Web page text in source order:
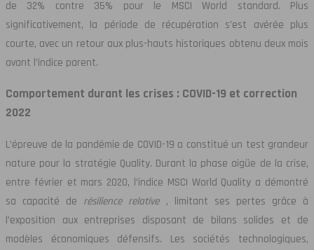
de 32% contre 35% pour le MSCI World standard. Plus
significativement, la période de récupération s’est avérée plus
courte, avec un retour aux plus-hauts historiques obtenu deux mois
avant l’indice parent.
Comportement durant les crises : COVID-19 et correction
2022
L’épreuve de la pandémie de COVID-19 a constitué un test grandeur
nature pour la stratégie Quality. Durant la phase aigüe de la crise,
entre février et mars 2020, l’indice MSCI World Quality a démontré
sa capacité de résilience relative , limitant ses pertes grâce à
l’exposition aux entreprises disposant de bilans solides et de
modèles économiques défensifs. Les sociétés technologiques,